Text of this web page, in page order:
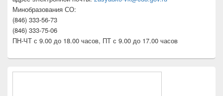
Минобразования СО:
(846) 333-56-73
(846) 333-75-06
ПН-ЧТ с 9.00 до 18.00 часов, ПТ с 9.00 до 17.00 часов